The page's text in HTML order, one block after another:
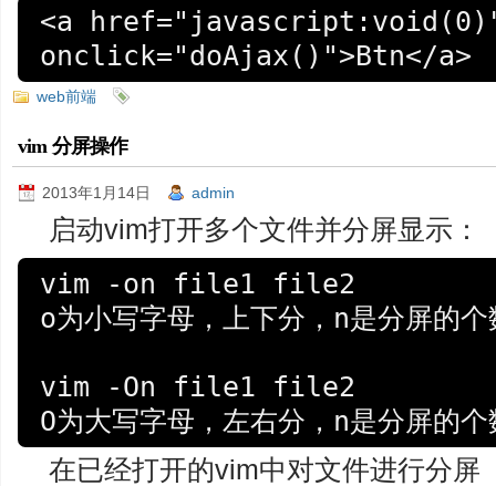
<a
onclick="doAjax()">Btn</a>
web前端
vim 分屏操作
2013年1月14日 admin
启动vim打开多个文件并分屏显示：
vim -on file1 file2
o为小写字母，上下分，n是分屏的
vim -On file1 file2
O为大写字母，左右分，n是分屏的
在已经打开的vim中对文件进行分屏